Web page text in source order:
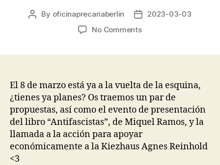
Post
By oficinaprecariaberlin
Post2023-03-03
No Commentson
El 8 de marzo está ya a la vuelta de la esquina,
¿tienes ya planes? Os traemos un par de
propuestas, así como el evento de presentación
del libro “Antifascistas”, de Miquel Ramos, y la
llamada a la acción para apoyar
económicamente a la Kiezhaus Agnes Reinhold
<3